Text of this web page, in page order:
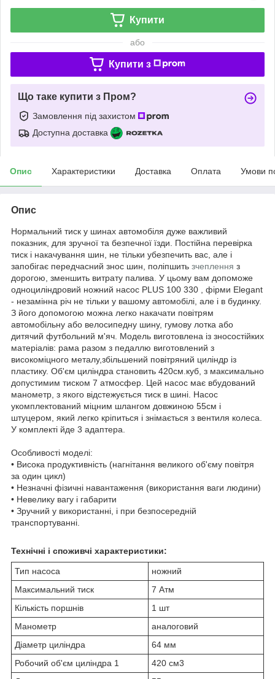
Купити
або
Купити з
Що таке купити з Пром?
Замовлення під захистом
Доступна доставка
Опис Характеристики Доставка Оплата Умови
Опис
Нормальний тиск у шинах автомобіля дуже важливий
показник, для зручної та безпечної їзди. Постійна перевірка
тиск і накачування шин, не тільки убезпечить вас, але і
запобігає передчасний знос шин, поліпшить зчеплення з
дорогою, зменшить витрату палива. У цьому вам допоможе
одноциліндровий ножний насос PLUS 100 330 , фірми Elegant
- незамінна річ не тільки у вашому автомобілі, але і в будинку.
З його допомогою можна легко накачати повітрям
автомобільну або велосипедну шину, гумову лотка або
дитячий футбольний м'яч. Модель виготовлена із зносостійких
матеріалів: рама разом з педаллю виготовлений з
високоміцного металу,збільшений повітряний циліндр із
пластику. Об'єм циліндра становить 420см.куб, з максимально
допустимим тиском 7 атмосфер. Цей насос має вбудований
манометр, з якого відстежується тиск в шині. Насос
укомплектований міцним шлангом довжиною 55см і
штуцером, який легко кріпиться і знімається з вентиля колеса.
У комплекті йде 3 адаптера.
Особливості моделі:
• Висока продуктивність (нагнітання великого об'єму повітря
за один цикл)
• Незначні фізичні навантаження (використання ваги людини)
• Невелику вагу і габарити
• Зручний у використанні, і при безпосередній
транспортуванні.
Технічні і споживчі характеристики:
Тип насоса
ножний
Максимальний тиск
7 Атм
Кількість поршнів
1 шт
Манометр
аналоговий
Діаметр циліндра
64 мм
Робочий об'єм циліндра 1
420 см3